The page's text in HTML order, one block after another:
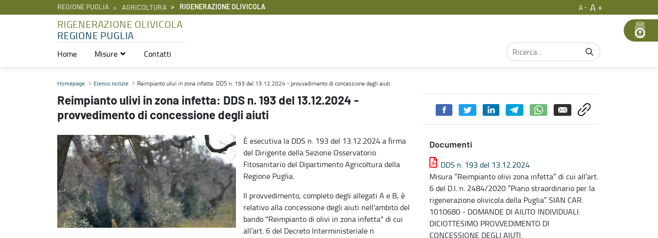
REGIONE PUGLIA AGRICOLTURA RIGENERAZIONE OLIVICOLA A
A
RIGENERAZIONE OLIVICOLA
REGIONE PUGLIA
Home Misure Contatti
Reimpianto ulivi in zona infetta: DDS n. 193 del 13.12.2024 - provvedimento di concessione degli aiuti - Rigenerazione olivicola
Homepage Elenco notizie Reimpianto ulivi in zona infetta: DDS n. 193 del 13.12.2024 - provvedimento di concessione degli aiuti
Reimpianto ulivi in zona infetta: DDS n. 193 del 13.12.2024 -
provvedimento di concessione degli aiuti
È esecutiva la DDS n. 193 del 13.12.2024 a firma
del Dirigente della Sezione Osservatorio
Fitosanitario del Dipartimento Agricoltura della
Regione Puglia.
Il provvedimento, completo degli allegati A e B, è
relativo alla concessione degli aiuti nell'ambito del
bando "Reimpianto di olivi in zona infetta" di cui
all’art. 6 del Decreto Interministeriale n.
Documenti
DDS n. 193 del 13.12.2024
Misura “Reimpianto olivi zona infetta” di cui all’art.
6 del D.I. n. 2484/2020 “Piano straordinario per la
rigenerazione olivicola della Puglia”. SIAN CAR:
1010680 - DOMANDE DI AIUTO INDIVIDUALI:
DICIOTTESIMO PROVVEDIMENTO DI
CONCESSIONE DEGLI AIUTI.